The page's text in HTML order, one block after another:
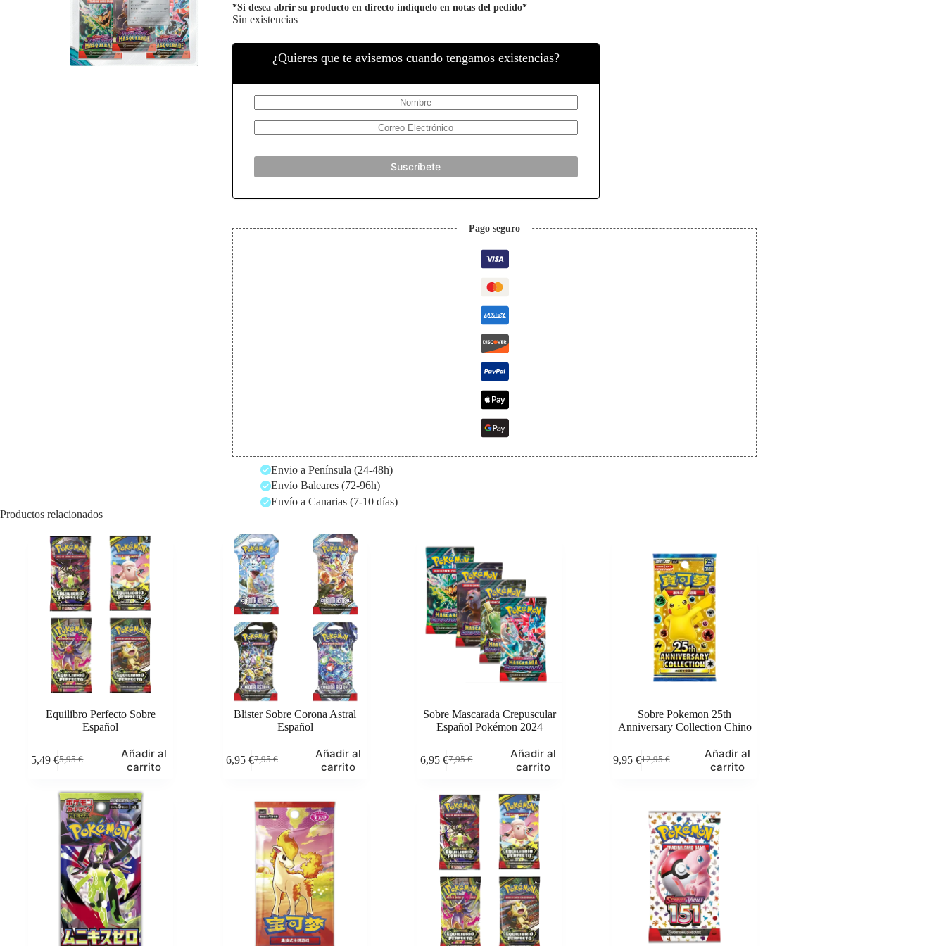
*Si desea abrir su producto en directo indíquelo en notas del pedido*
Sin existencias
¿Quieres que te avisemos cuando tengamos existencias?
Pago seguro
Envio a Península (24-48h)
Envío Baleares (72-96h)
Envío a Canarias (7-10 días)
Productos relacionados
Equilibro Perfecto Sobre
Español
5,95€
El
original
era:
5,95 €.
5,49€El
actual
es:
5,49 €.
Añadir al
carrito
Blister Sobre Corona Astral
Español
7,95€
El
era:
7,95 €.
6,95 €El
es:
6,95 €.
Añadir al
carrito
Sobre Mascarada Crepuscular
Español Pokémon 2024
7,95€
El
era:
7,95 €.
6,95€El
es:
6,95 €.
Añadir al
carrito
Sobre Pokemon 25th
Anniversary Collection Chino
12,95€
El
12,95 €.
9,95 €El
9,95 €.
Añadir al
carrito